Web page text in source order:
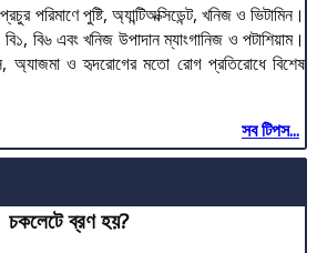
পরিমাণে পুষ্টি, অ্যান্টিঅক্সিডেন্ট, খনিজ ও ভিটামিন।
বি৬ এবং খনিজ উপাদান ম্যাংগানিজ ও পটাশিয়াম।
অ্যাজমা ও হৃদরোগের মতো রোগ প্রতিরোধে বিশেষ
সব টিপস...
চকলেটে ব্রণ হয়?